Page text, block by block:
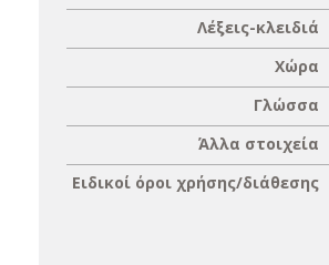
Λέξεις-κλειδιά
Χώρα
Γλώσσα
Άλλα στοιχεία
Ειδικοί όροι χρήσης/διάθεσης